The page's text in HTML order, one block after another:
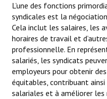
- Via l'Intranet SCALIAN
- Via le site Internet du CSE
- Via la BAL SCALIAN
Tuto Authentification /
L’une des fonctions
syndicales est la
Cela inclut les salaires, les
horaires de travail et
professionnelle. En
salariés, les syndicats
employeurs pour obtenir
équitables, contribuant
salariales et à améliorer les